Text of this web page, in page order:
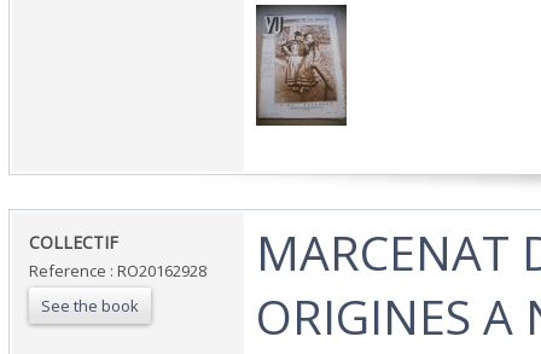
‎COLLECTIF‎
Reference : RO20162928
See the book
‎MARCENAT
ORIGINES A